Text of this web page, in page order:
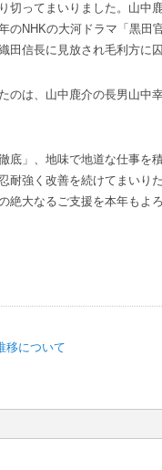
切ってまいりました。山中
のNHKの大河ドラマ「黒田
田信長に見放され毛利方に
は、山中鹿介の長男山中
」、地味で地道な仕事を
耐強く改善を続けてまいり
絶大なるご支援を本年もよ
移について